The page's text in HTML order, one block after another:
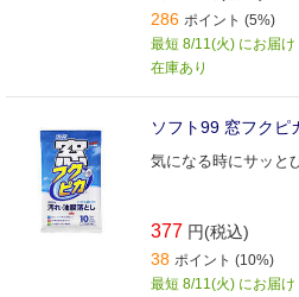
286 ポイント (5%)
最短 8/11(火) にお届け
在庫あり
ソフト99 窓フクピ
気になる時にサッと
377 円(税込)
38 ポイント (10%)
最短 8/11(火) にお届け